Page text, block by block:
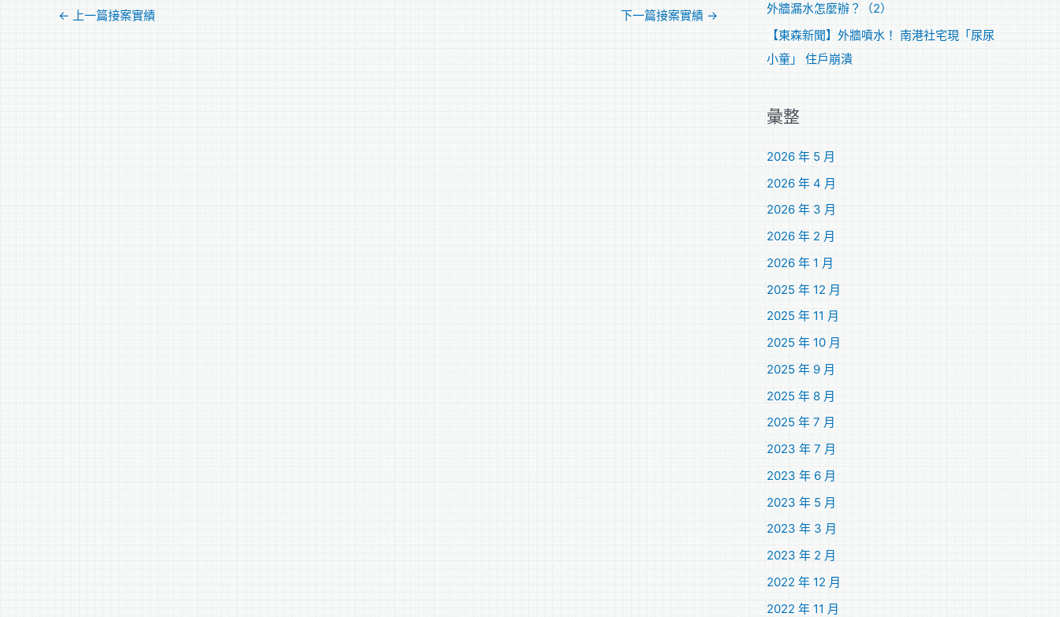
← 上一篇接案實績 下一篇接案實績 →
外牆漏水怎麼辦？（2）
【東森新聞】外牆噴水！ 南港社宅現「尿尿
小童」 住戶崩潰
彙整
2026 年 5 月
2026 年 4 月
2026 年 3 月
2026 年 2 月
2026 年 1 月
2025 年 12 月
2025 年 11 月
2025 年 10 月
2025 年 9 月
2025 年 8 月
2025 年 7 月
2023 年 7 月
2023 年 6 月
2023 年 5 月
2023 年 3 月
2023 年 2 月
2022 年 12 月
2022 年 11 月